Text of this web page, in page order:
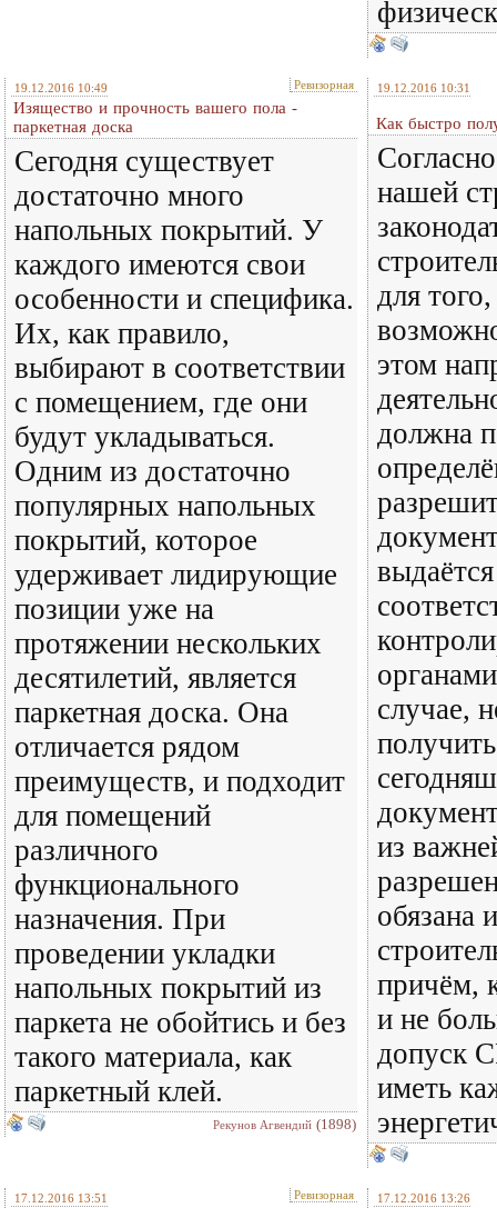
19.12.2016 10:49 Ревизорная
Изящество и прочность вашего пола -
паркетная доска
Сегодня существует
достаточно много
напольных покрытий. У
каждого имеются свои
особенности и специфика.
Их, как правило,
выбирают в соответствии
с помещением, где они
будут укладываться.
Одним из достаточно
популярных напольных
покрытий, которое
удерживает лидирующие
позиции уже на
протяжении нескольких
десятилетий, является
паркетная доска. Она
отличается рядом
преимуществ, и подходит
для помещений
различного
функционального
назначения. При
проведении укладки
напольных покрытий из
паркета не обойтись и без
такого материала, как
паркетный клей.
Рекунов Агвендий (1898)
19.12.2016 10:31
Как быстро
нашей
для
этом
должна
выдаётся
случае,
из
обязана
причём,
и не
допуск
иметь
17.12.2016 13:51 Ревизорная 17.12.2016 13:26